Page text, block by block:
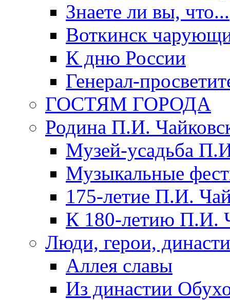
Знаете ли вы, что...
Воткинск
К дню России
Генерал-
ГОСТЯМ ГОРОДА
Родина П.И.
Музей-усадьба
Музыкальные
175-летие П.И.
К 180-летию П.И.
Люди, герои,
Аллея славы
Из династии